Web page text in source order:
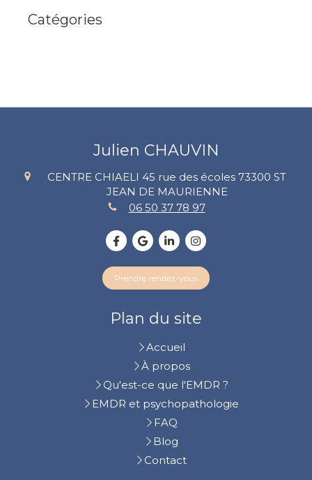
Catégories
Julien CHAUVIN
CENTRE CHIAELI 45 rue des écoles 73300 ST
JEAN DE MAURIENNE
06 50 37 78 97
Prendre rendez-vous
Plan du site
Accueil
À propos
Qu'est-ce que l'EMDR ?
EMDR et psychopathologie
FAQ
Blog
Contact